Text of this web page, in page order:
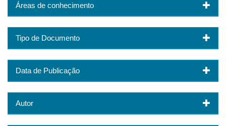
Áreas de conhecimento
Tipo de Documento
Data de Publicação
Autor